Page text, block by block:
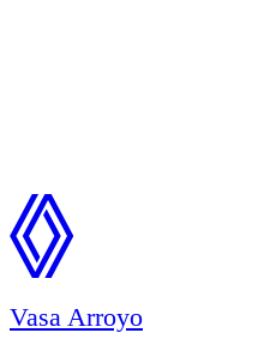
Vasa Arroyo